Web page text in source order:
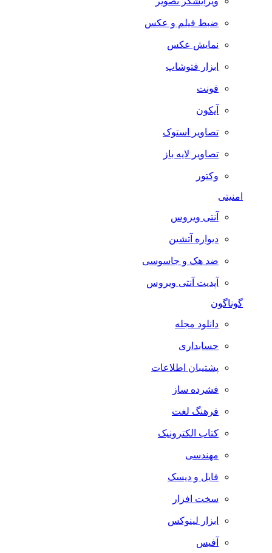
ضبط فيلم و عكس
نمایش عکس
ابزار فتوشاپ
فونت
آیکون
تصاویر استوک
تصاویر لایه باز
وکتور
آنتی ویروس
دیواره آتشین
ضد هک و جاسوسی
آپدیت آنتی ویروس
گوناگون
دانلود مجله
حسابداری
پشتیبان اطلاعات
فشرده ساز
فرهنگ لغت
کتاب الکترونیک
مهندسی
فایل و دیسک
سخت افزار
ابزار لینوکس
آفیس